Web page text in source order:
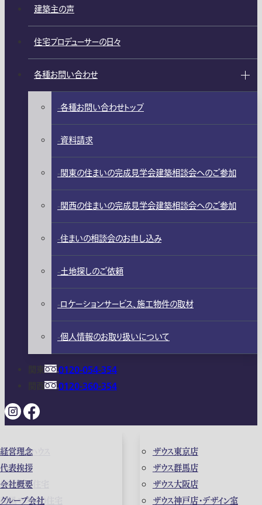
ガレージハウス
高級住宅
店舗併用住宅
和風モダンの住宅
経営理念
代表挨拶
会社概要
グループ会社
ザウス東京店
ザウス群馬店
ザウス大阪店
ザウス神戸店・デザイン室
建築主の声
住宅プロデューサーの日々
各種お問い合わせ
各種お問い合わせトップ
資料請求
関東の住まいの完成見学会建築相談会へのご参加
関西の住まいの完成見学会建築相談会へのご参加
住まいの相談会のお申し込み
土地探しのご依頼
ロケーションサービス、施工物件の取材
個人情報のお取り扱いについて
0120-054-354
0120-360-354